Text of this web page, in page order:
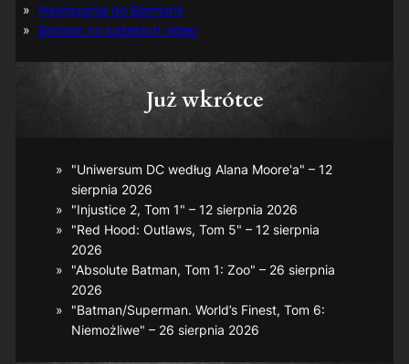
Nawiązania do Batmana
Batman na kasetach video
Już wkrótce
"Uniwersum DC według Alana Moore'a" – 12
sierpnia 2026
"Injustice 2, Tom 1" – 12 sierpnia 2026
"Red Hood: Outlaws, Tom 5" – 12 sierpnia
2026
"Absolute Batman, Tom 1: Zoo" – 26 sierpnia
2026
"Batman/Superman. World’s Finest, Tom 6:
Niemożliwe" – 26 sierpnia 2026